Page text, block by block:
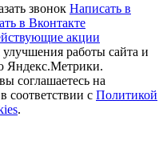
звонок Написать в
в Вконтакте
акции
работы сайта и
Яндекс.Метрики.
соглашаетесь на
соответствии с Политикой
.